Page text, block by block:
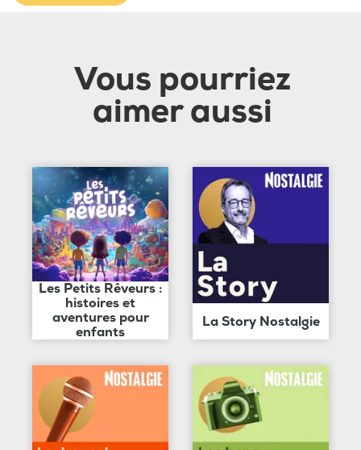
Vous pourriez
aimer aussi
Les Petits Rêveurs :
histoires et
aventures pour
enfants
La Story Nostalgie